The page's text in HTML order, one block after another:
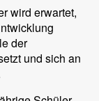
wird erwartet,
der
und sich an